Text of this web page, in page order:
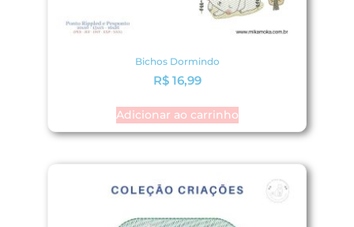
Bichos Dormindo
R$16,99
Adicionar ao carrinho